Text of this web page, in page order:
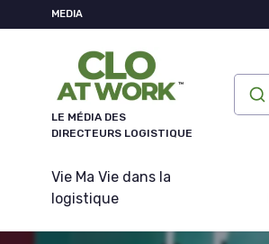
MEDIA
LE MÉDIA DES
DIRECTEURS LOGISTIQUE
Vie Ma Vie dans la
logistique
Panneau de gestion des cookies